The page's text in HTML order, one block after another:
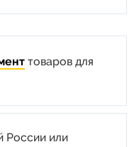
товаров для
России или